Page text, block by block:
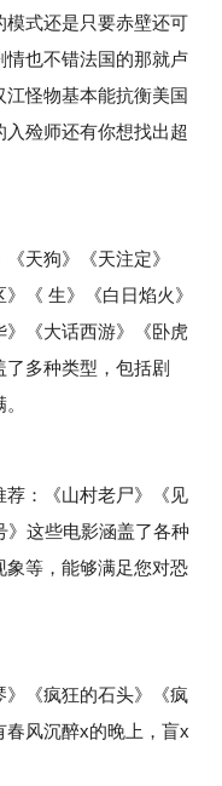
式还是只要赤壁还可
情也不错法国的那就卢
怪物基本能抗衡美国
殓师还有你想找出超
《天狗》《天注定》
《 生》《白日焰火》
》《大话西游》《卧虎
多种类型，包括剧
：《山村老尸》《见
》这些电影涵盖了各种
等，能够满足您对恐
《疯狂的石头》《疯
风沉醉x的晚上，盲x